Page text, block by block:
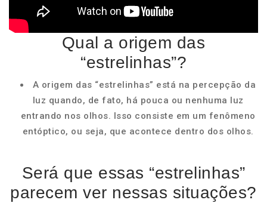
Qual a origem das
“estrelinhas”?
A origem das “estrelinhas” está na percepção da
luz quando, de fato, há pouca ou nenhuma luz
entrando nos olhos. Isso consiste em um fenômeno
entóptico, ou seja, que acontece dentro dos olhos.
Será que essas “estrelinhas”
parecem ver nessas situações?